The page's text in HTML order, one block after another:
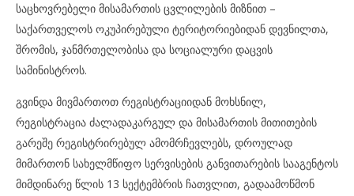
საცხოვრებელი მისამართის ცვლილების მიზნით –
საქართველოს ოკუპირებული ტერიტორიებიდან დევნილთა,
შრომის, ჯანმრთელობისა და სოციალური დაცვის
სამინისტროს.
გვინდა მივმართოთ რეგისტრაციიდან მოხსნილ,
რეგისტრაცია ძალადაკარგულ და მისამართის მითითების
გარეშე რეგისტრირებულ ამომრჩევლებს, დროულად
მიმართონ სახელმწიფო სერვისების განვითარების სააგენტოს
მიმდინარე წლის 13 სექტემბრის ჩათვლით, გადაამოწმონ